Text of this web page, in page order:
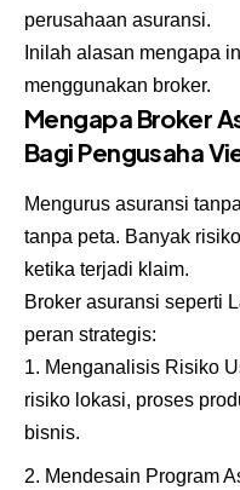
perusahaan asuransi.
Inilah alasan mengapa
menggunakan broker.
Mengapa Broker
Bagi Pengusaha
Mengurus asuransi
tanpa peta. Banyak
ketika terjadi klaim.
Broker asuransi seperti
peran strategis:
Menganalisis Risiko
risiko lokasi, proses
bisnis.
Mendesain Program